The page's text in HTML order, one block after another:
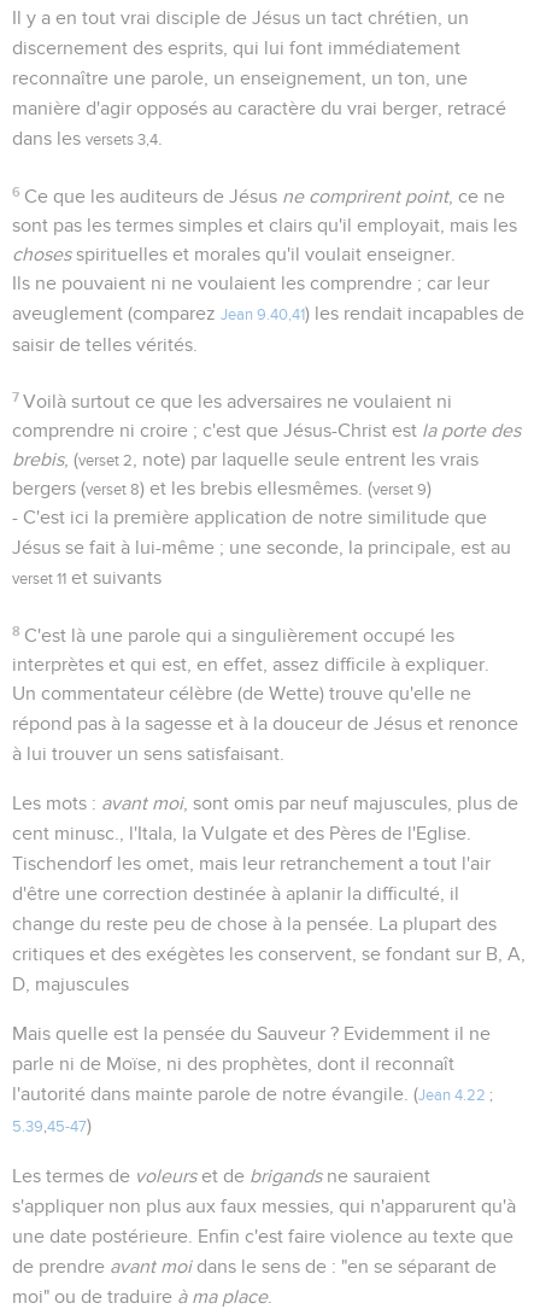
Il y a en tout vrai disciple de Jésus un tact chrétien, un
discernement des esprits, qui lui font immédiatement
reconnaître une parole, un enseignement, un ton, une
manière d'agir opposés au caractère du vrai berger, retracé
dans les versets 3,4
6 Ce que les auditeurs de Jésus ne comprirent point, ce ne
sont pas les termes simples et clairs qu'il employait, mais les
chosesspirituelles et morales qu'il voulait enseigner.
Ils ne pouvaient ni ne voulaient les comprendre ; car leur
aveuglement (comparez Jean 9.40,41) les rendait incapables de
saisir de telles vérités.
7 Voilà surtout ce que les adversaires ne voulaient ni
comprendre ni croire ; c'est que Jésus-Christ est la porte des
brebis, (verset 2
, note) par laquelle seule entrent les vrais
bergers (verset 8) et les brebis ellesmêmes. (verset 9)
- C'est ici la première application de notre similitude que
Jésus se fait à lui-même ; une seconde, la principale, est au
verset 11 et suivants
8 C'est là une parole qui a singulièrement occupé les
interprètes et qui est, en effet, assez difficile à expliquer.
Un commentateur célèbre (de Wette) trouve qu'elle ne
répond pas à la sagesse et à la douceur de Jésus et renonce
à lui trouver un sens satisfaisant.
Les mots : avant moi, sont omis par neuf majuscules, plus de
cent minusc., l'Itala, la Vulgate et des Pères de l'Eglise.
Tischendorf les omet, mais leur retranchement a tout l'air
d'être une correction destinée à aplanir la difficulté, il
change du reste peu de chose à la pensée. La plupart des
critiques et des exégètes les conservent, se fondant sur B, A,
D, majuscules
Mais quelle est la pensée du Sauveur ? Evidemment il ne
parle ni de Moïse, ni des prophètes, dont il reconnaît
l'autorité dans mainte parole de notre évangile. (Jean 4.22 ;
5.39 45-47)
Les termes de voleurset de brigandsne sauraient
s'appliquer non plus aux faux messies, qui n'apparurent qu'à
une date postérieure. Enfin c'est faire violence au texte que
de prendre avant moidans le sens de : "en se séparant de
moi" ou de traduire à ma place.